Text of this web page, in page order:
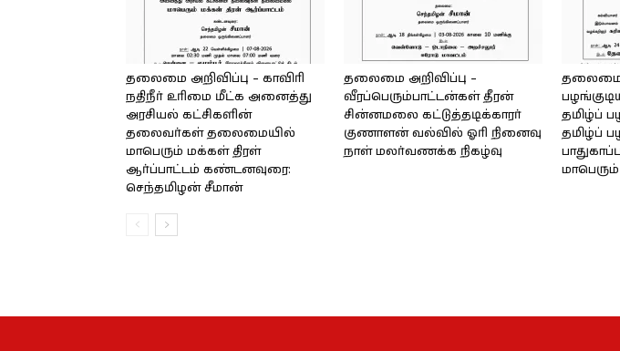
தலைமை அறிவிப்பு – காவிரி
நதிநீர் உரிமை மீட்க அனைத்து
அரசியல் கட்சிகளின்
தலைவர்கள் தலைமையில்
மாபெரும் மக்கள் திரள்
ஆர்ப்பாட்டம் கண்டனவுரை:
செந்தமிழன் சீமான்
தலைமை அறிவிப்பு –
வீரப்பெரும்பாட்டன்கள் தீரன்
சின்னமலை கட்டுத்தடிக்காரர்
குணாளன் வல்வில் ஓரி நினைவு
நாள் மலர்வணக்க நிகழ்வு
தலைமை
தமிழ்ப்
தமிழ்ப்